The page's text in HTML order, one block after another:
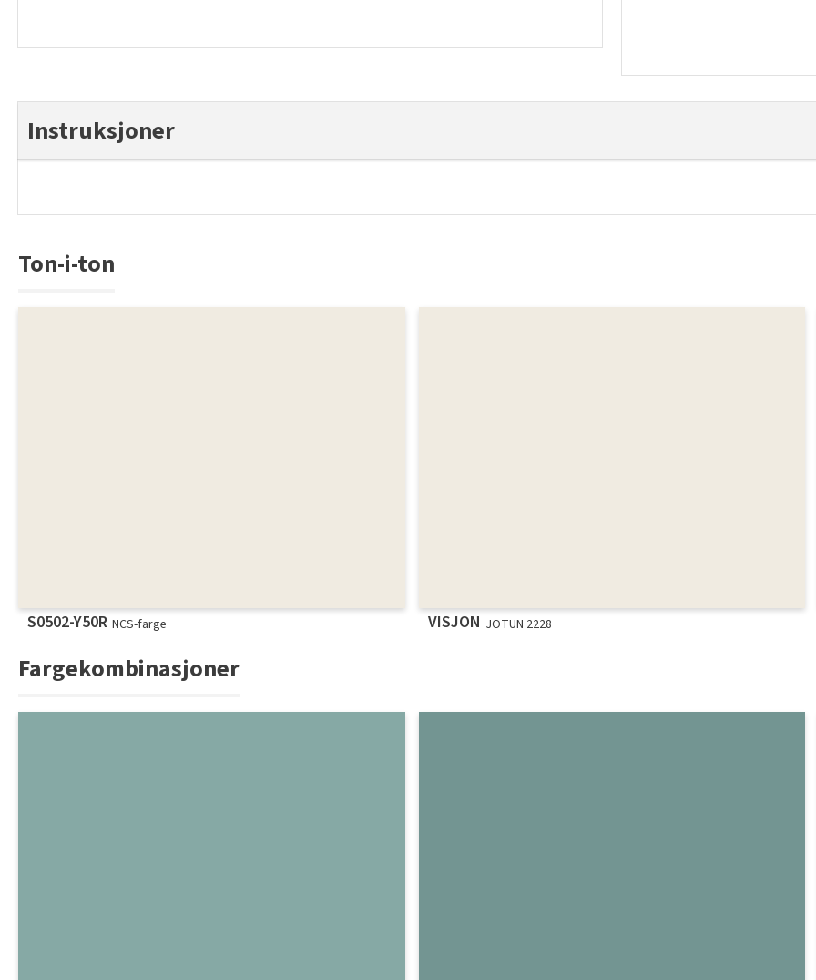
Instruksjoner
Ton-i-ton
S0502-Y50R NCS-farge VISJON JOTUN 2228
Fargekombinasjoner